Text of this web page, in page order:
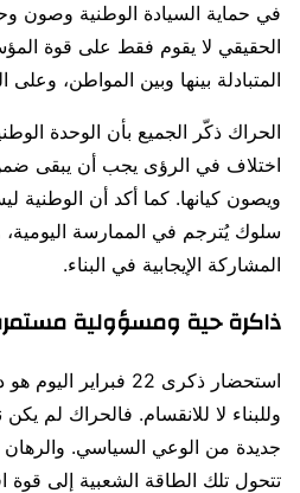
في حماية السيادة الوطنية وصون
الحقيقي لا يقوم فقط على قوة
المتبادلة بينها وبين المواطن، وعلى
الحراك ذكّر الجميع بأن الوحدة
اختلاف في الرؤى يجب أن يبقى
ويصون كيانها. كما أكد أن الوطنية
سلوك يُترجم في الممارسة اليومية،
المشاركة الإيجابية في البناء.
ذاكرة حية ومسؤولية
استحضار ذكرى 22
وللبناء لا للانقسام. فالحراك لم
جديدة من الوعي السياسي.
تتحول تلك الطاقة الشعبية إلى قوة